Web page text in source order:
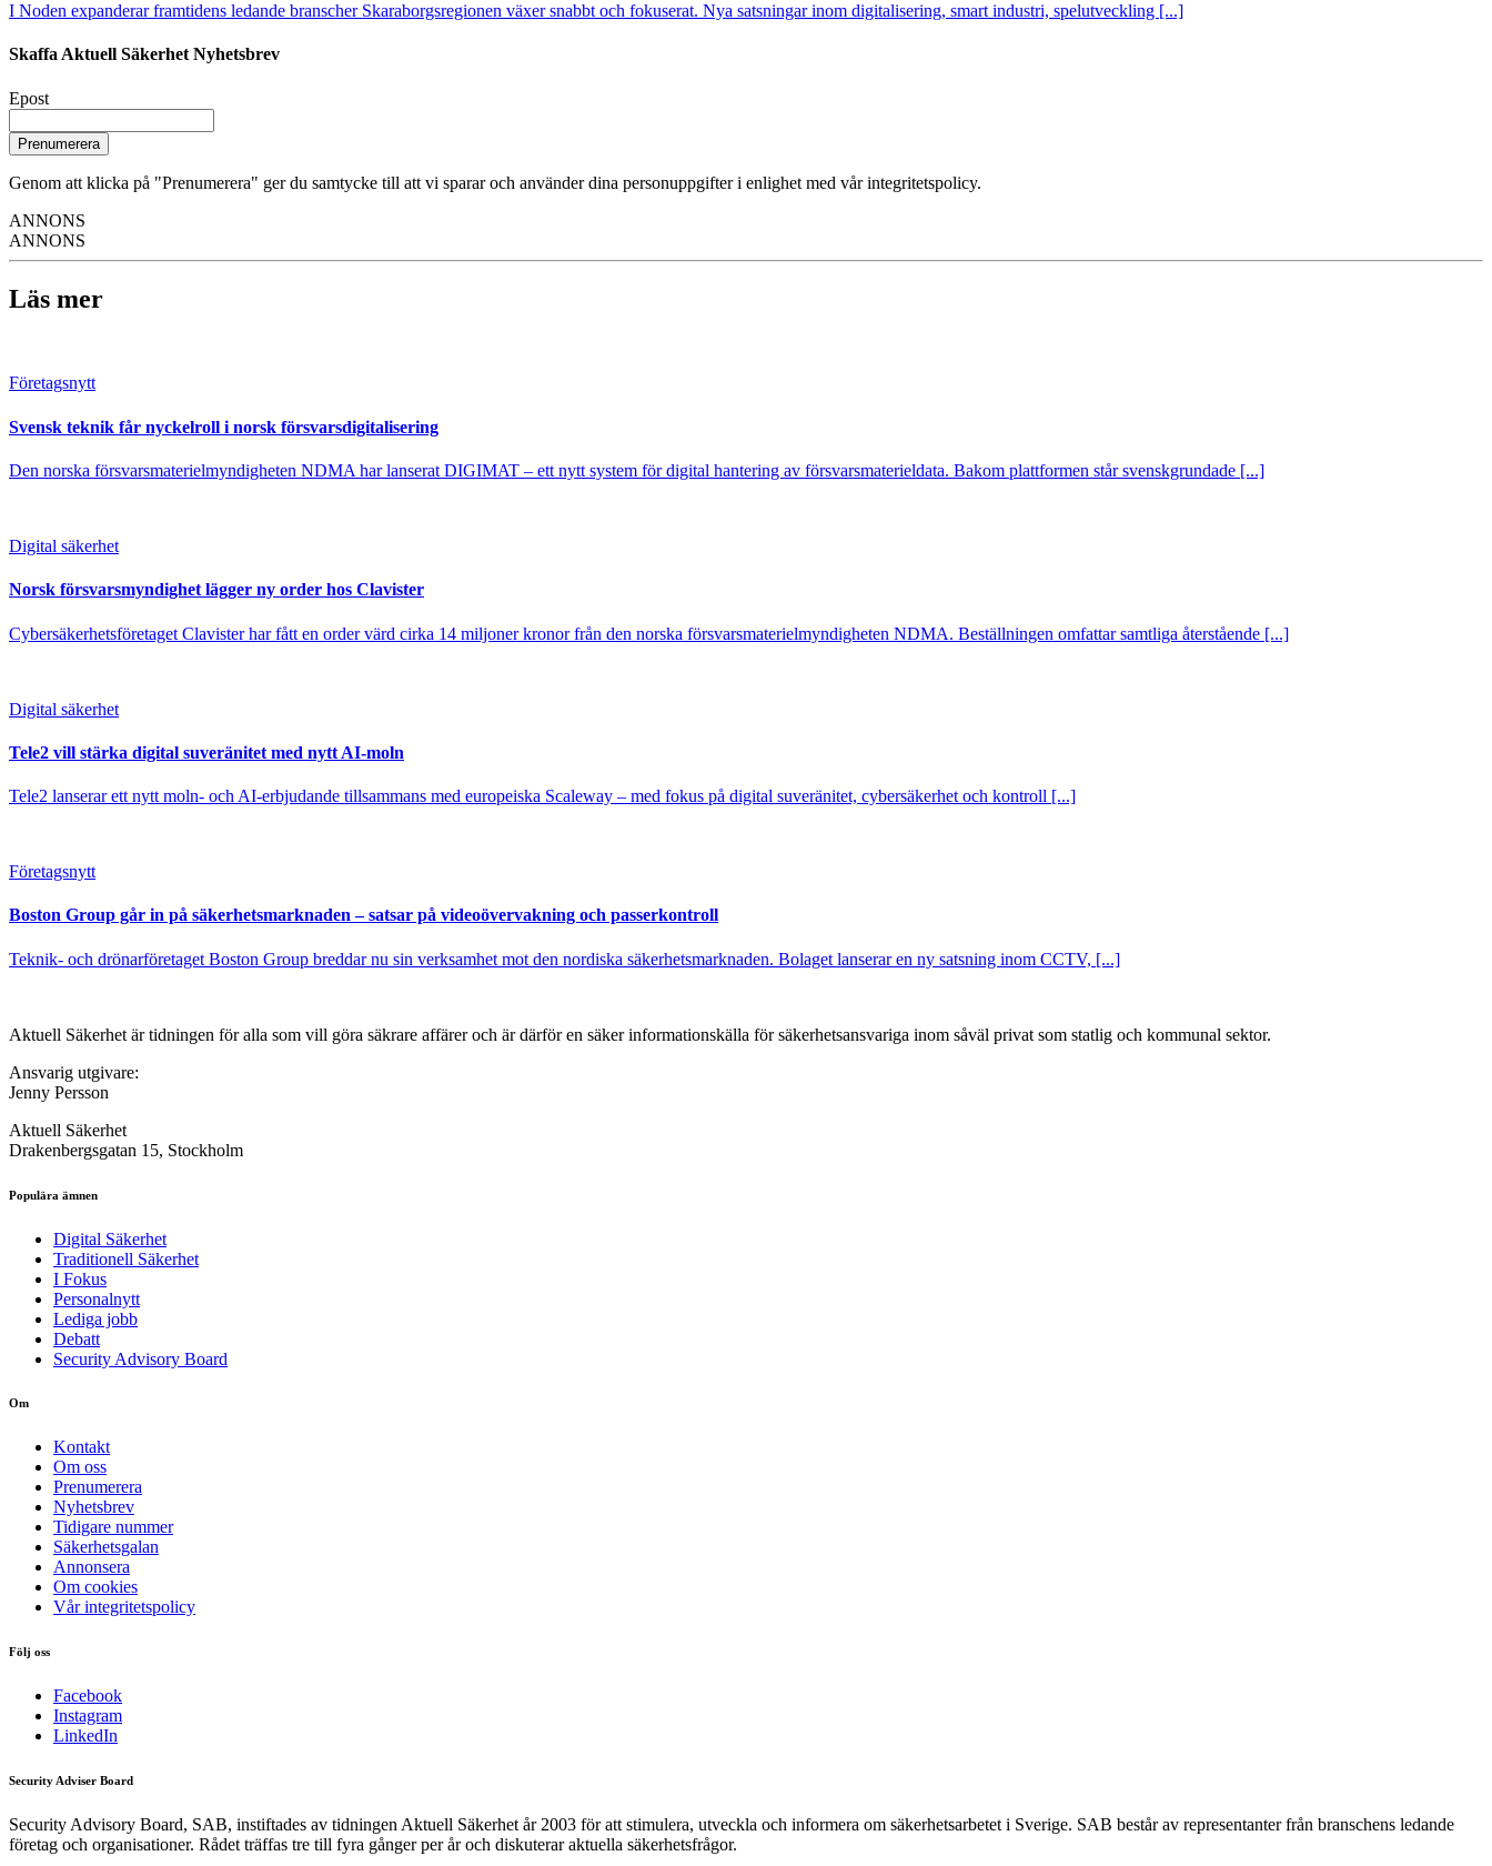
I Noden expanderar framtidens ledande branscher Skaraborgsregionen växer snabbt och fokuserat. Nya satsningar inom digitalisering, smart industri, spelutveckling [...]
Skaffa Aktuell Säkerhet Nyhetsbrev
Epost
Prenumerera
Genom att klicka på "Prenumerera" ger du samtycke till att vi sparar och använder dina personuppgifter i enlighet med vår integritetspolicy.
ANNONS
ANNONS
Läs mer
Företagsnytt
Svensk teknik får nyckelroll i norsk försvarsdigitalisering
Den norska försvarsmaterielmyndigheten NDMA har lanserat DIGIMAT – ett nytt system för digital hantering av försvarsmaterieldata. Bakom plattformen står svenskgrundade [...]
Digital säkerhet
Norsk försvarsmyndighet lägger ny order hos Clavister
Cybersäkerhetsföretaget Clavister har fått en order värd cirka 14 miljoner kronor från den norska försvarsmaterielmyndigheten NDMA. Beställningen omfattar samtliga återstående [...]
Digital säkerhet
Tele2 vill stärka digital suveränitet med nytt AI-moln
Tele2 lanserar ett nytt moln- och AI-erbjudande tillsammans med europeiska Scaleway – med fokus på digital suveränitet, cybersäkerhet och kontroll [...]
Företagsnytt
Boston Group går in på säkerhetsmarknaden – satsar på videoövervakning och passerkontroll
Teknik- och drönarföretaget Boston Group breddar nu sin verksamhet mot den nordiska säkerhetsmarknaden. Bolaget lanserar en ny satsning inom CCTV, [...]
Aktuell Säkerhet är tidningen för alla som vill göra säkrare affärer och är därför en säker informationskälla för säkerhets­ansvariga inom såväl privat som statlig och kommunal sektor.
Ansvarig utgivare:
Jenny Persson
Aktuell Säkerhet
Drakenbergsgatan 15, Stockholm
Populära ämnen
Digital Säkerhet
Traditionell Säkerhet
I Fokus
Personalnytt
Lediga jobb
Debatt
Security Advisory Board
Om
Kontakt
Om oss
Prenumerera
Nyhetsbrev
Tidigare nummer
Säkerhetsgalan
Annonsera
Om cookies
Vår integritetspolicy
Följ oss
Facebook
Instagram
LinkedIn
Security Adviser Board
Security Advisory Board, SAB, instiftades av tidningen Aktuell Säkerhet år 2003 för att stimulera, utveckla och informera om säkerhetsarbetet i Sverige. SAB består av representanter från branschens ledande
företag och organisationer. Rådet träffas tre till fyra gånger per år och diskuterar aktuella säkerhetsfrågor.